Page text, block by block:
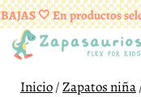
🤍 En productos
Saltar
al
contenido
¡ENVÍOS
Inicio/Zapatos niña